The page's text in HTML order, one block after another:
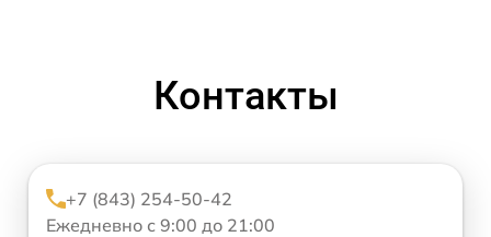
Контакты
+7 (843) 254-50-42
Ежедневно с 9:00 до 21:00